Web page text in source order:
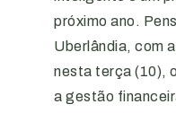
próximo ano.
Uberlândia, com
nesta terça (10),
a gestão